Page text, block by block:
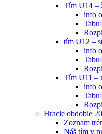
Tím U14 –
info
tím U12 –
info
Tím U11 –
info
Hracie obdobie
Zoznam
Náš tím v